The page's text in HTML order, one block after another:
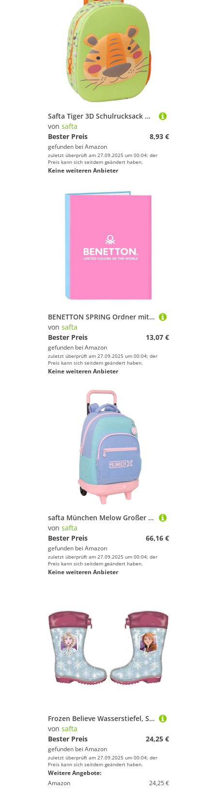
Safta Tiger 3D Schulrucksack mit 3D-Design, anpassbar an den Wagen, ideal für Kinder verschiedener Altersgruppen, bequem und vielseitig, Qualität und Widerstandsfähigkeit, 27 x 10 x 33 cm, Lindgrün, M
von safta
Bester Preis
8,93 €
gefunden bei Amazon
zuletzt überprüft am 27.09.2025 um 00:04; der
Preis kann sich seitdem geändert haben.
Keine weiteren Anbieter
BENETTON SPRING Ordner mit Folios 4 Ringen, ideal für Kinder unterschiedlichen Alters, bequem und vielseitig, Qualität und Widerstandsfähigkeit, 26,5 x 33 cm, Himmelblau, Himmelblau, Estándar, Casual
von safta
Bester Preis
13,07 €
gefunden bei Amazon
zuletzt überprüft am 27.09.2025 um 00:04; der
Preis kann sich seitdem geändert haben.
Keine weiteren Anbieter
safta München Melow Großer Rucksack mit Rädern, kompakt, abnehmbar, ideal für Kinder verschiedener Altersgruppen, bequem und vielseitig, Qualität und Widerstandsfähigkeit, 33 x 22 x 45 cm, Blau
von safta
Bester Preis
66,16 €
gefunden bei Amazon
zuletzt überprüft am 27.09.2025 um 00:04; der
Preis kann sich seitdem geändert haben.
Keine weiteren Anbieter
Frozen Believe Wasserstiefel, Set mit 5 Paar Stiefeln, wasserdichte Stiefel, verschiedene Größen, Lila, Lila, Talla única, Casual
von safta
Bester Preis
24,25 €
gefunden bei Amazon
zuletzt überprüft am 27.09.2025 um 00:04; der
Preis kann sich seitdem geändert haben.
Weitere Angebote:
Amazon
24,25 €